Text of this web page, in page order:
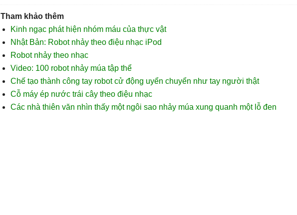
Tham khảo thêm
Kinh ngạc phát hiện nhóm máu của thực vật
Nhật Bản: Robot nhảy theo điệu nhạc iPod
Robot nhảy theo nhạc
Video: 100 robot nhảy múa tập thể
Chế tạo thành công tay robot cử động uyển chuyển như tay người thật
Cỗ máy ép nước trái cây theo điệu nhạc
Các nhà thiên văn nhìn thấy một ngôi sao nhảy múa xung quanh một lỗ đen